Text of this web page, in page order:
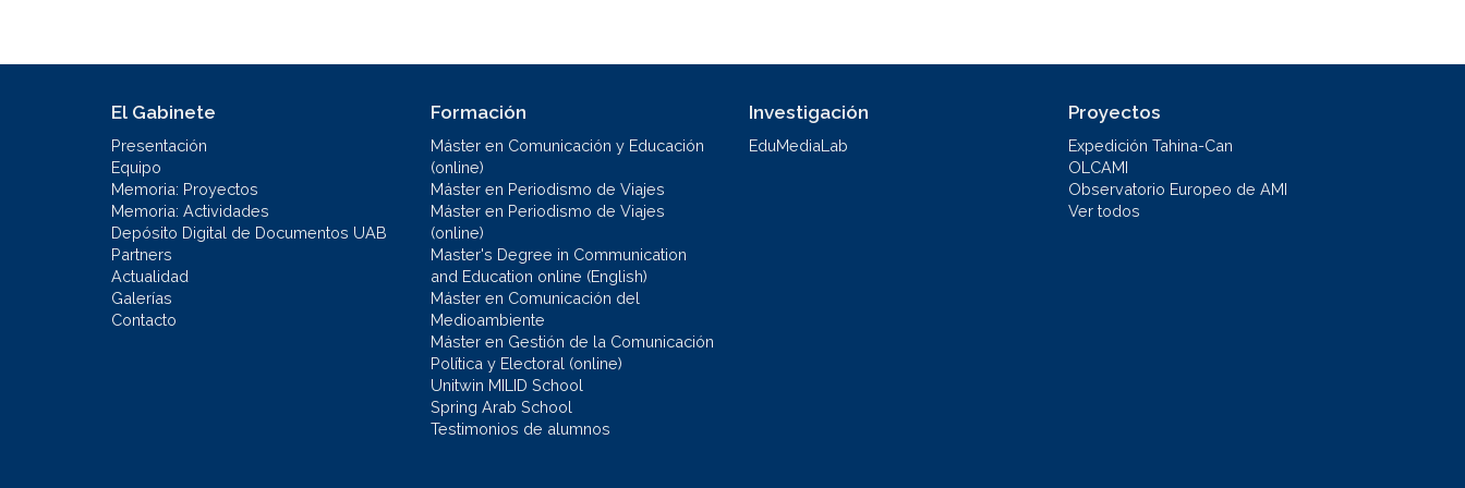
El Gabinete
Presentación
Equipo
Memoria: Proyectos
Memoria: Actividades
Depósito Digital de Documentos UAB
Partners
Actualidad
Galerías
Contacto
Formación
Máster en Comunicación y Educación
(online)
Máster en Periodismo de Viajes
Máster en Periodismo de Viajes
(online)
Master's Degree in Communication
and Education online (English)
Máster en Comunicación del
Medioambiente
Máster en Gestión de la Comunicación
Política y Electoral (online)
Unitwin MILID School
Spring Arab School
Testimonios de alumnos
Investigación
EduMediaLab
Proyectos
Expedición Tahina-Can
OLCAMI
Observatorio Europeo de AMI
Ver todos